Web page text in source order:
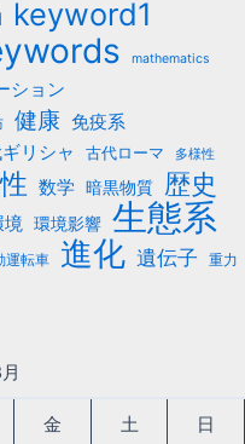
keyword1
mathematics
ション
健康 免疫系
リシャ 古代ローマ 多様性
数学 暗黒物質 歴史
境 環境影響 生態系
運転車 進化 遺伝子 重力
金 土 日